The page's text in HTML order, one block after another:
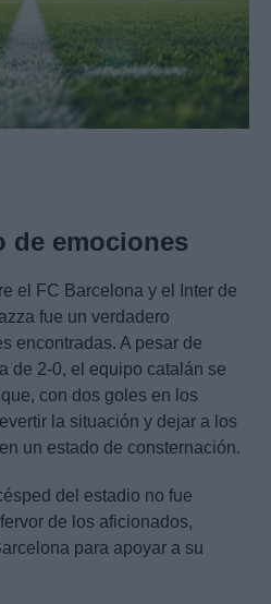
de emociones
el FC Barcelona y el Inter de
fue un verdadero
encontradas. A pesar de
de 2-0, el equipo catalán se
con dos goles en los
la situación y dejar a los
un estado de consternación.
del estadio no fue
de los aficionados,
para apoyar a su